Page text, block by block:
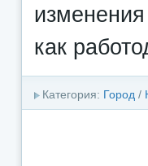
как
Категория: Город /